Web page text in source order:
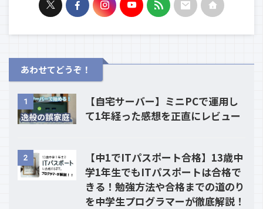
あわせてどうぞ！
1
【自宅サーバー】ミニPCで運用し
て1年経った感想を正直にレビュー
2
【中1でITパスポート合格】13歳中
学1年生でもITパスポートは合格で
きる！勉強方法や合格までの道のり
を中学生プログラマーが徹底解説！